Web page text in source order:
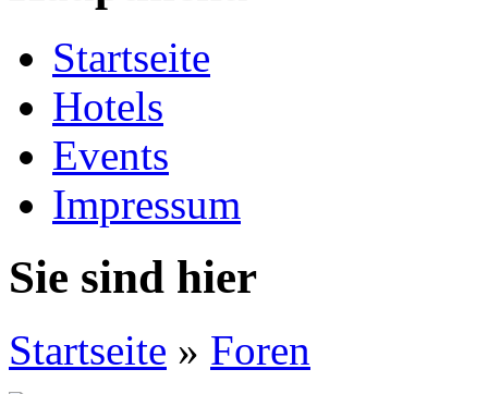
Startseite
Hotels
Events
Impressum
Sie sind hier
Startseite » Foren